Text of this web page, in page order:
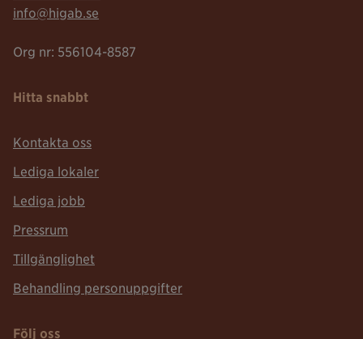
Mailadress:
info@higab.se
Org nr: 556104-8587
Hitta snabbt
Kontakta oss
Lediga lokaler
Lediga jobb
Pressrum
Tillgänglighet
Behandling personuppgifter
Följ oss